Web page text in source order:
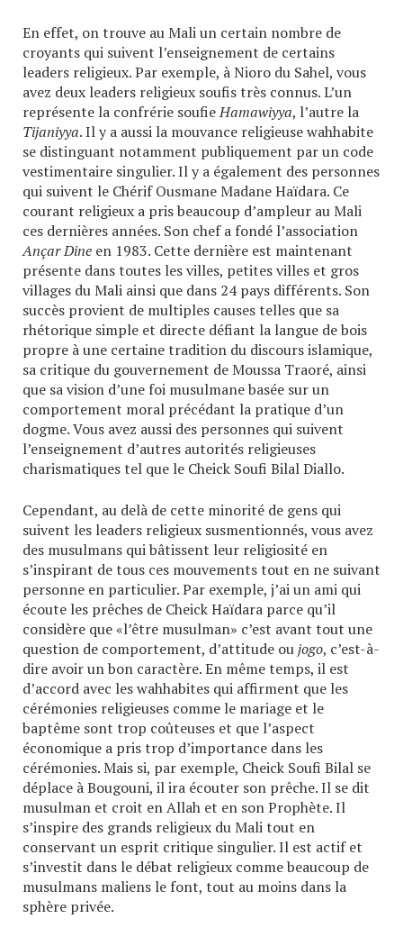
En effet, on trouve au Mali un certain nombre de
croyants qui suivent l’enseignement de certains
leaders religieux. Par exemple, à Nioro du Sahel, vous
avez deux leaders religieux soufis très connus. L’un
représente la confrérie soufieHamawiyya, l’autre la
Tijaniyya. Il y a aussi la mouvance religieuse wahhabite
se distinguant notamment publiquement par un code
vestimentaire singulier. Il y a également des personnes
qui suivent le Chérif Ousmane Madane Haïdara. Ce
courant religieux a pris beaucoup d’ampleur au Mali
ces dernières années. Son chef a fondé l’association
Ançar Dine en 1983. Cette dernière est maintenant
présente dans toutes les villes, petites villes et gros
villages du Mali ainsi que dans 24 pays différents. Son
succès provient de multiples causes telles que sa
rhétorique simple et directe défiant la langue de bois
propre à une certaine tradition du discours islamique,
sa critique du gouvernement de Moussa Traoré, ainsi
que sa vision d’une foi musulmane basée sur un
comportement moral précédant la pratique d’un
dogme. Vous avez aussi des personnes qui suivent
l’enseignement d’autres autorités religieuses
charismatiques tel que le Cheick Soufi Bilal Diallo.
Cependant, au delà de cette minorité de gens qui
suivent les leaders religieux susmentionnés, vous avez
des musulmans qui bâtissent leur religiosité en
s’inspirant de tous ces mouvements tout en ne suivant
personne en particulier. Par exemple, j’ai un ami qui
écoute les prêches de Cheick Haïdara parce qu’il
considère que «l’être musulman» c’est avant tout une
question de comportement, d’attitude oujogo, c’est-à-
dire avoir un bon caractère. En même temps, il est
d’accord avec les wahhabites qui affirment que les
cérémonies religieuses comme le mariage et le
baptême sont trop coûteuses et que l’aspect
économique a pris trop d’importance dans les
cérémonies. Mais si, par exemple, Cheick Soufi Bilal se
déplace à Bougouni, il ira écouter son prêche. Il se dit
musulman et croit en Allah et en son Prophète. Il
s’inspire des grands religieux du Mali tout en
conservant un esprit critique singulier. Il est actif et
s’investit dans le débat religieux comme beaucoup de
musulmans maliens le font, tout au moins dans la
sphère privée.